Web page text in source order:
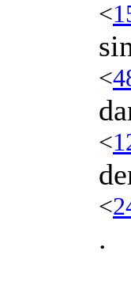
<
<
<
<
.